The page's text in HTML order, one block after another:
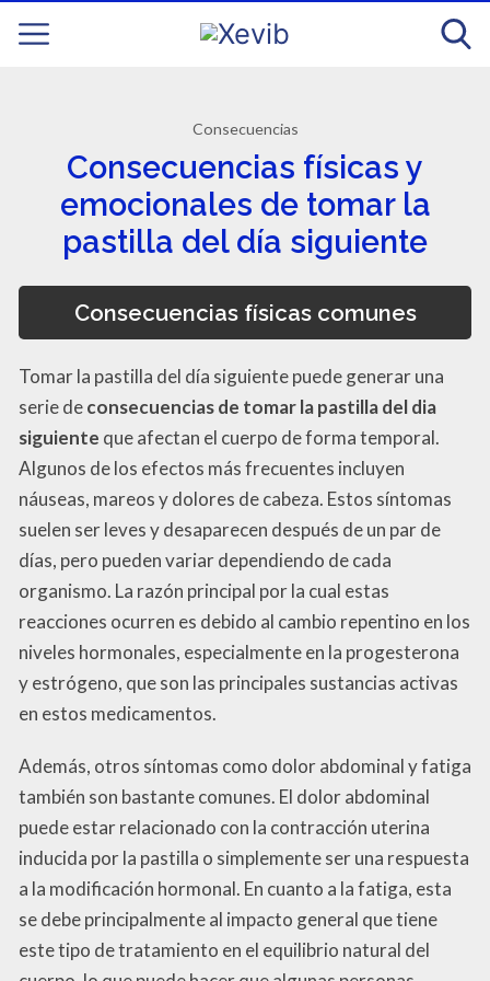
Consecuencias
Consecuencias físicas y
emocionales de tomar la
pastilla del día siguiente
Consecuencias físicas comunes
Tomar la pastilla del día siguiente puede generar una
serie deconsecuencias de tomar la pastilla del dia
siguiente que afectan el cuerpo de forma temporal.
Algunos de los efectos más frecuentes incluyen
náuseas, mareos y dolores de cabeza. Estos síntomas
suelen ser leves y desaparecen después de un par de
días, pero pueden variar dependiendo de cada
organismo. La razón principal por la cual estas
reacciones ocurren es debido al cambio repentino en los
niveles hormonales, especialmente en la progesterona
y estrógeno, que son las principales sustancias activas
en estos medicamentos.
Además, otros síntomas como dolor abdominal y fatiga
también son bastante comunes. El dolor abdominal
puede estar relacionado con la contracción uterina
inducida por la pastilla o simplemente ser una respuesta
a la modificación hormonal. En cuanto a la fatiga, esta
se debe principalmente al impacto general que tiene
este tipo de tratamiento en el equilibrio natural del